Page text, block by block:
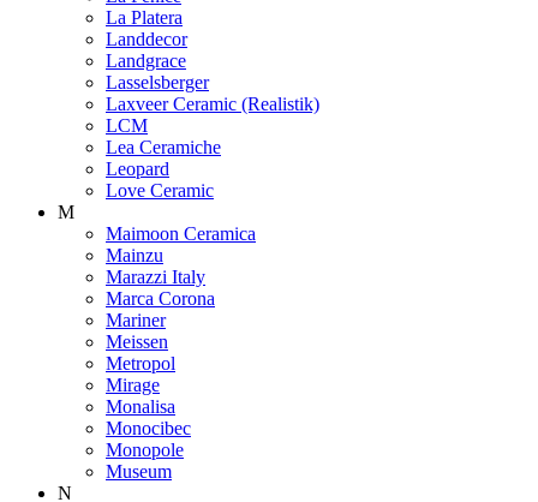
La Platera
Landdecor
Landgrace
Lasselsberger
Laxveer Ceramic (Realistik)
LCM
Lea Ceramiche
Leopard
Love Ceramic
M
Maimoon Ceramica
Mainzu
Marazzi Italy
Marca Corona
Mariner
Meissen
Metropol
Mirage
Monalisa
Monocibec
Monopole
Museum
N